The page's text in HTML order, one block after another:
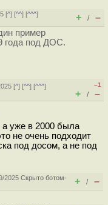
[^] [^^] [^^^]
+ / –
пример
под ДОС.
[^] [^^] [^^^]
–1
+ / –
уже в 2000 была
не очень подходит
под досом, а не под
2025Скрыто ботом-
+ / –